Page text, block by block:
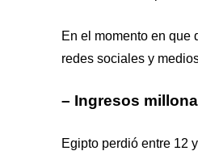
En el momento en que
redes sociales y
– Ingresos
Egipto perdió entre 12